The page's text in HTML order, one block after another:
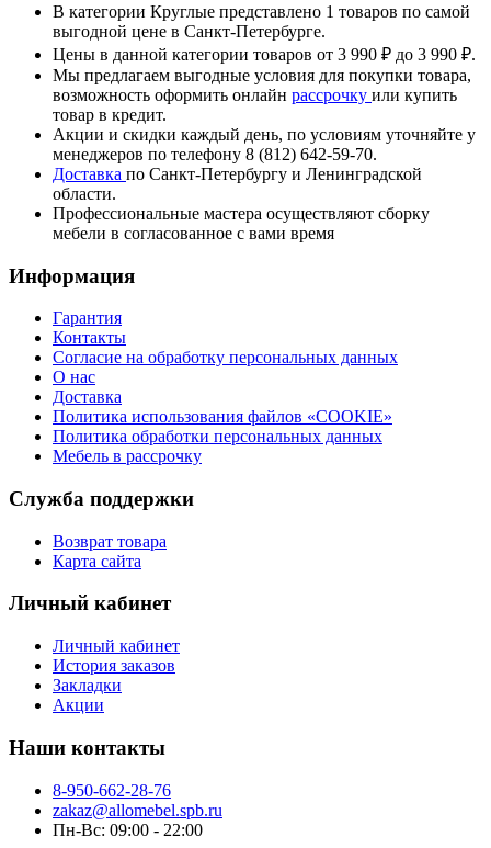
В категории Круглые представлено 1 товаров по самой
выгодной цене в Санкт-Петербурге.
Цены в данной категории товаров от 3 990 ₽ до 3 990 ₽.
Мы предлагаем выгодные условия для покупки товара,
возможность оформить онлайн рассрочку или купить
товар в кредит.
Акции и скидки каждый день, по условиям уточняйте у
менеджеров по телефону 8 (812) 642-59-70.
Доставка по Санкт-Петербургу и Ленинградской
области.
Профессиональные мастера осуществляют сборку
мебели в согласованное с вами время
Информация
Гарантия
Контакты
Согласие на обработку персональных данных
О нас
Доставка
Политика использования файлов «COOKIE»
Политика обработки персональных данных
Мебель в рассрочку
Служба поддержки
Возврат товара
Карта сайта
Личный кабинет
Личный кабинет
История заказов
Закладки
Акции
Наши контакты
8-950-662-28-76
zakaz@allomebel.spb.ru
Пн-Вс: 09:00 - 22:00